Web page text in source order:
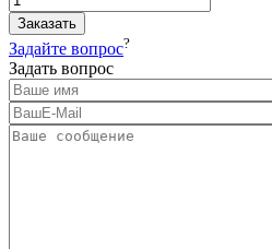
Заказать
Задайте вопрос?
Задать вопрос